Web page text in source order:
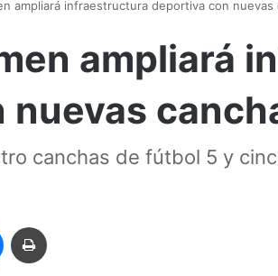
ampliará infraestructura deportiva con nuevas
ampliará
canchas de fútbol 5 y
Messenger